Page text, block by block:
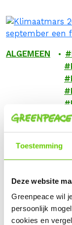
Toestemming
Deze website
Greenpeace wil
persoonlijk
cookies en
ALGEMEEN
Klimaatmars
september
Kom in actie,
straat op
fossiel!
8 juli 2026